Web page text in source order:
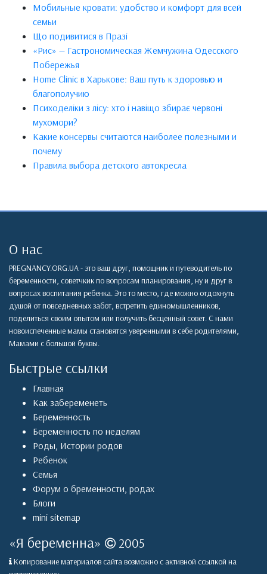
Мобильные кровати: удобство и комфорт для всей
семьи
Що подивитися в Празі
«Рис» — Гастрономическая Жемчужина Одесского
Побережья
Home Clinic в Харькове: Ваш путь к здоровью и
благополучию
Психоделіки з лісу: хто і навіщо збирає червоні
мухомори?
Какие консервы считаются наиболее полезными и
почему
Правила выбора детского автокресла
О нас
PREGNANCY.ORG.UA - это ваш друг, помощник и путеводитель по
беременности, советчкик по вопросам планирования, ну и друг в
вопросах воспитания ребенка. Это то место, где можно отдохнуть
душой от повседневных забот, встретить единомышленников,
поделиться своим опытом или получить бесценный совет. С нами
новоиспеченные мамы становятся уверенными в себе родителями,
Мамами с большой буквы.
Быстрые ссылки
Главная
Как забеременеть
Беременность
Беременность по неделям
Роды, Истории родов
Ребенок
Семья
Форум о бременности, родах
Блоги
mini sitemap
«Я беременна» 2005
Копирование материалов сайта возможно с активной ссылкой на